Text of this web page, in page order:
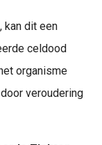
kan dit een
celdood
organisme
veroudering